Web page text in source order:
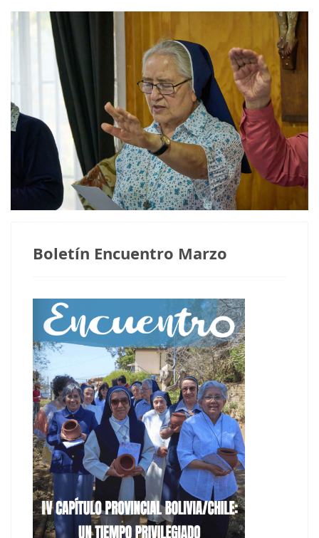
Boletín Encuentro Marzo